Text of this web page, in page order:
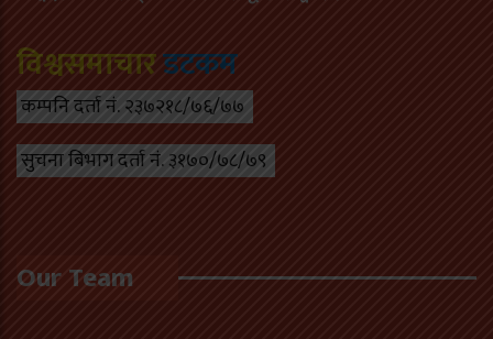
विश्वसमाचारडटकम
कम्पनि दर्ता नं. २३७२१८/७६/७७
सुचना बिभाग दर्ता नं. ३१७०/७८/७९
Our Team